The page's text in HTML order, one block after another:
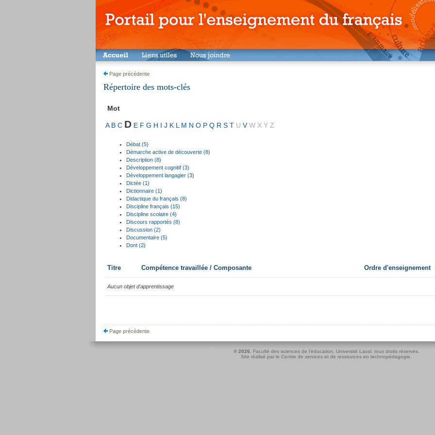
Page précédente
Répertoire des mots-clés
Mot
A B C D E F G H I J K L M N O P Q R S T U V W X Y Z
Débat (5)
Démarche active de découverte (8)
Description (8)
Développement cognitif (3)
Développement langagier (3)
Dictée (1)
Dictionnaire (1)
Didactique du français (8)
Discipline français (15)
Discipline scolaire (4)
Discours rapportés (8)
Discussion (2)
Documentaire (5)
Dont (2)
Titre Compétence travaillée / Composante Ordre d'enseignement
Aucun objet d'apprentissage
Page précédente
© 2026. Faculté des sciences de l'éducation Université Laval, tous droits réservés.
Site réalisé par le Centre de services et de ressources en technopédagogie